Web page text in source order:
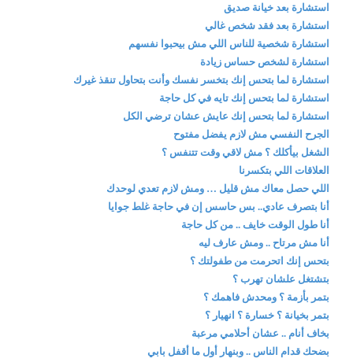
استشارة بعد خيانة صديق
استشارة بعد فقد شخص غالي
استشارة شخصية للناس اللي مش بيحبوا نفسهم
استشارة لشخص حساس زيادة
استشارة لما بتحس إنك بتخسر نفسك وأنت بتحاول تنقذ غيرك
استشارة لما بتحس إنك تايه في كل حاجة
استشارة لما بتحس إنك عايش عشان ترضي الكل
الجرح النفسي مش لازم يفضل مفتوح
الشغل بيأكلك ؟ مش لاقي وقت تتنفس ؟
العلاقات اللي بتكسرنا
اللي حصل معاك مش قليل … ومش لازم تعدي لوحدك
أنا بتصرف عادي.. بس حاسس إن في حاجة غلط جوايا
أنا طول الوقت خايف .. من كل حاجة
أنا مش مرتاح .. ومش عارف ليه
بتحس إنك اتحرمت من طفولتك ؟
بتشتغل علشان تهرب ؟
بتمر بأزمة ؟ ومحدش فاهمك ؟
بتمر بخيانة ؟ خسارة ؟ انهيار ؟
بخاف أنام .. عشان أحلامي مرعبة
بضحك قدام الناس .. وبنهار أول ما أقفل بابي